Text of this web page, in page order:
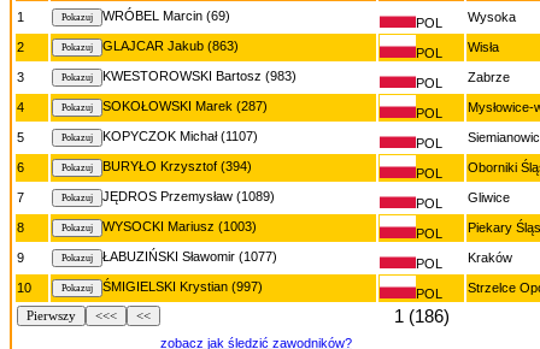
1
WRÓBEL Marcin (69) POL Wysoka
2 GLAJCAR Jakub (863) POL Wisła
3 KWESTOROWSKI Bartosz (983) POL Zabrze
4 SOKOŁOWSKI Marek (287) POL Mysłowice-
5 KOPYCZOK Michał (1107) POL
6 BURYŁO Krzysztof (394) POL Oborniki
7 JĘDROS Przemysław (1089) POL Gliwice
8 WYSOCKI Mariusz (1003) POL Piekary
9 ŁABUZIŃSKI Sławomir (1077) POL Kraków
10 ŚMIGIELSKI Krystian (997) POL Strzelce
Pierwszy <<< << 1 (186)
zobacz jak śledzić zawodników?